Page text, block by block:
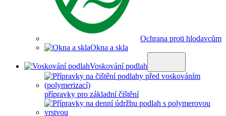
Ochrana proti hlodavcům
Okna a skla
Voskování podlah
přípravky pro základní čištění